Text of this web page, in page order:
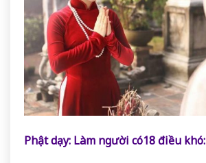
Phật dạy: Làm người có18 điều khó: